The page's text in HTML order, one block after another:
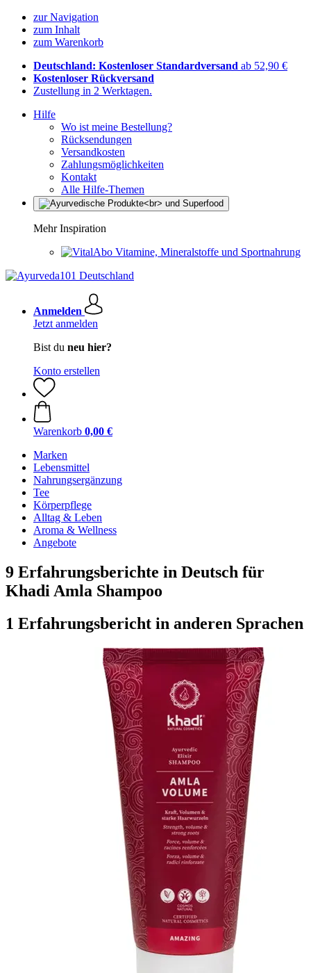
zur Navigation
zum Inhalt
zum Warenkorb
Deutschland: Kostenloser Standardversand ab 52,90 €
Kostenloser Rückversand
Zustellung in 2 Werktagen.
Hilfe
Wo ist meine Bestellung?
Rücksendungen
Versandkosten
Zahlungsmöglichkeiten
Kontakt
Alle Hilfe-Themen
Mehr Inspiration
Vitamine, Mineralstoffe und Sportnahrung
Anmelden
Jetzt anmelden
Bist du neu hier?
Konto erstellen
Warenkorb 0,00 €
Marken
Lebensmittel
Nahrungsergänzung
Tee
Körperpflege
Alltag & Leben
Aroma & Wellness
Angebote
9 Erfahrungsberichte in Deutsch für
Khadi Amla Shampoo
1 Erfahrungsbericht in anderen Sprachen